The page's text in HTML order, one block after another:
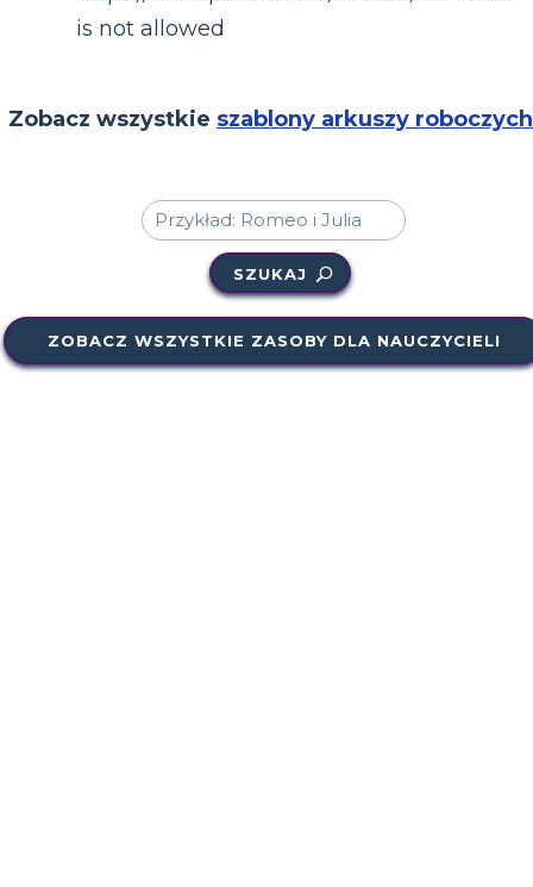
is not allowed
Zobacz wszystkie szablony arkuszy roboczych
SZUKAJ
ZOBACZ WSZYSTKIE ZASOBY DLA NAUCZYCIELI